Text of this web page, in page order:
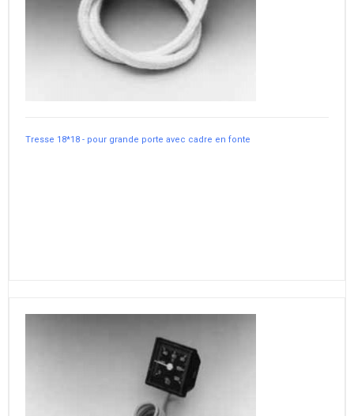
Tresse 18*18 - pour grande porte avec cadre en fonte